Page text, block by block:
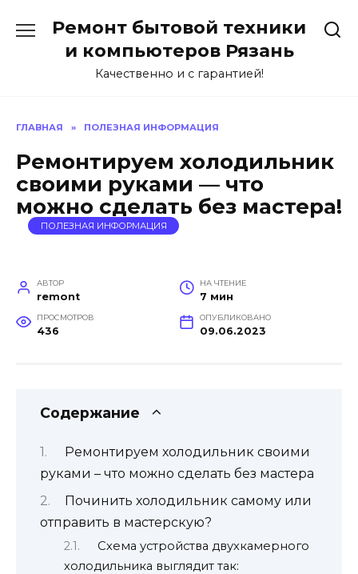
содержанию
Ремонт бытовой техники
и компьютеров Рязань
Качественно и с гарантией!
ГЛАВНАЯ » ПОЛЕЗНАЯ ИНФОРМАЦИЯ
Ремонтируем холодильник
своими руками — что
можно сделать без мастера!
ПОЛЕЗНАЯ ИНФОРМАЦИЯ
АВТОР
remont
НА ЧТЕНИЕ
7 мин
ПРОСМОТРОВ
436
ОПУБЛИКОВАНО
09.06.2023
Содержание
Ремонтируем холодильник своими
руками – что можно сделать без мастера
Починить холодильник самому или
отправить в мастерскую?
Схема устройства двухкамерного
холодильника выглядит так: